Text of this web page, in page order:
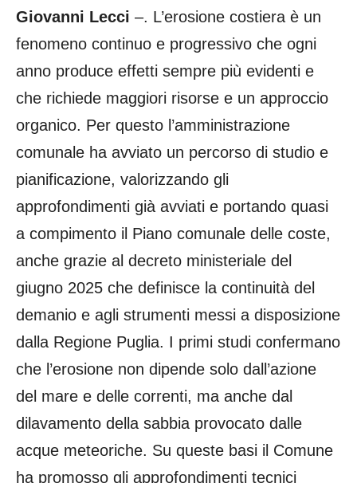
Giovanni Lecci –. L’erosione costiera è un
fenomeno continuo e progressivo che ogni
anno produce effetti sempre più evidenti e
che richiede maggiori risorse e un approccio
organico. Per questo l’amministrazione
comunale ha avviato un percorso di studio e
pianificazione, valorizzando gli
approfondimenti già avviati e portando quasi
a compimento il Piano comunale delle coste,
anche grazie al decreto ministeriale del
giugno 2025 che definisce la continuità del
demanio e agli strumenti messi a disposizione
dalla Regione Puglia. I primi studi confermano
che l’erosione non dipende solo dall’azione
del mare e delle correnti, ma anche dal
dilavamento della sabbia provocato dalle
acque meteoriche. Su queste basi il Comune
ha promosso gli approfondimenti tecnici